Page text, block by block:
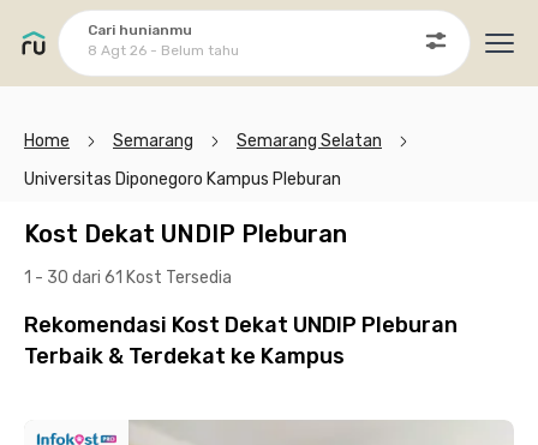
Cari hunianmu
8 Agt 26 - Belum tahu
Home Semarang
Semarang Selatan
Universitas Diponegoro Kampus Pleburan
Kost Dekat UNDIP Pleburan
1 - 30 dari 61 Kost Tersedia
Rekomendasi Kost Dekat UNDIP Pleburan
Terbaik & Terdekat ke Kampus